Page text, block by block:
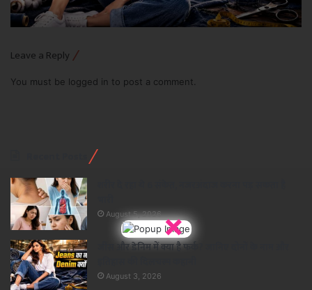
Leave a Reply
You must be logged in to post a comment.
×
August 5, 2026
जींस और डेनिम में क्या है फर्क? जानिए दोनों के नाम और
August 3, 2026